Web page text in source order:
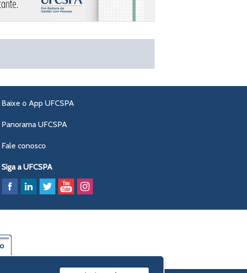
Baixe o App UFCSPA
Panorama UFCSPA
Fale conosco
Siga a UFCSPA